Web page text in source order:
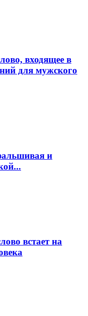
входящее в
для мужского
и
встает на